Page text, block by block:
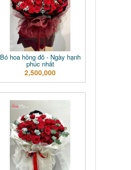
Bó hoa hồng đỏ - Ngày hạnh
phúc nhất
2,500,000